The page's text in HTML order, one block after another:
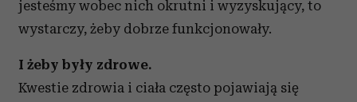
jesteśmy wobec nich okrutni i wyzyskujący, to
wystarczy, żeby dobrze funkcjonowały.
I żeby były zdrowe.
Kwestie zdrowia i ciała często pojawiają się